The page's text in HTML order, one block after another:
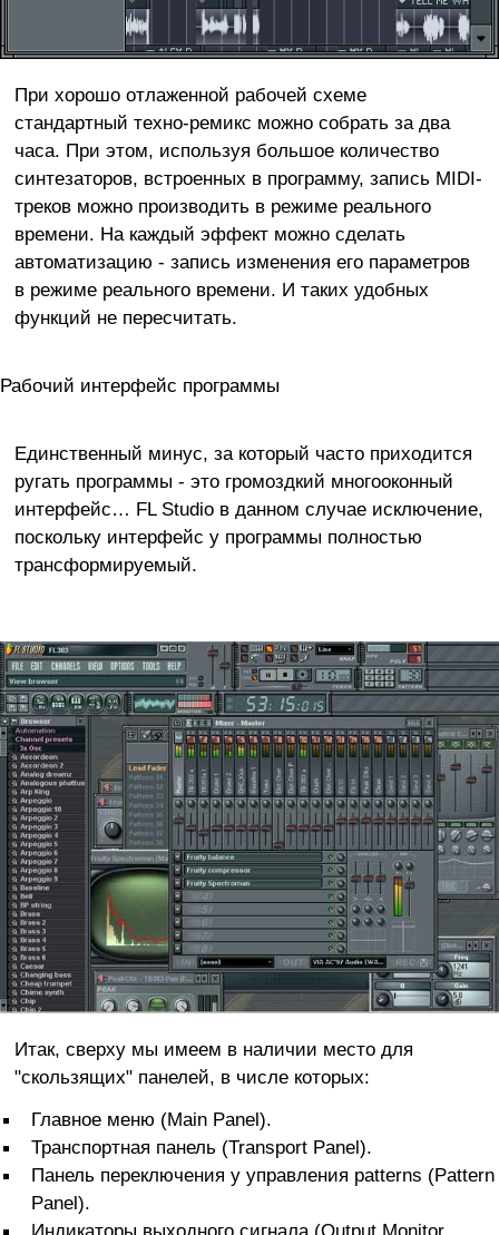
При хорошо отлаженной рабочей схеме
стандартный техно-ремикс можно собрать за два
часа. При этом, используя большое количество
синтезаторов, встроенных в программу, запись MIDI-
треков можно производить в режиме реального
времени. На каждый эффект можно сделать
автоматизацию - запись изменения его параметров
в режиме реального времени. И таких удобных
функций не пересчитать.
Рабочий интерфейс программы
Единственный минус, за который часто приходится
ругать программы - это громоздкий многооконный
интерфейс… FL Studio в данном случае исключение,
поскольку интерфейс у программы полностью
трансформируемый.
Итак, сверху мы имеем в наличии место для
"скользящих" панелей, в числе которых:
Главное меню (Main Panel).
Транспортная панель (Transport Panel).
Панель переключения у управления patterns (Pattern
Panel).